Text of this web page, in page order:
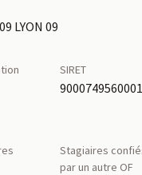
LYON 09
SIRET
Stagiaires
par un autre OF